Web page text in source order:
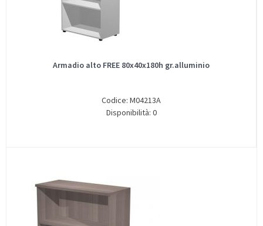
Armadio alto FREE 80x40x180h gr.alluminio
Codice: M04213A
Disponibilità: 0